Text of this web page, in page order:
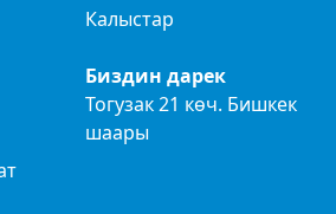
Калыстар
Биздин дарек
Тогузак 21 көч. Бишкек
шаары